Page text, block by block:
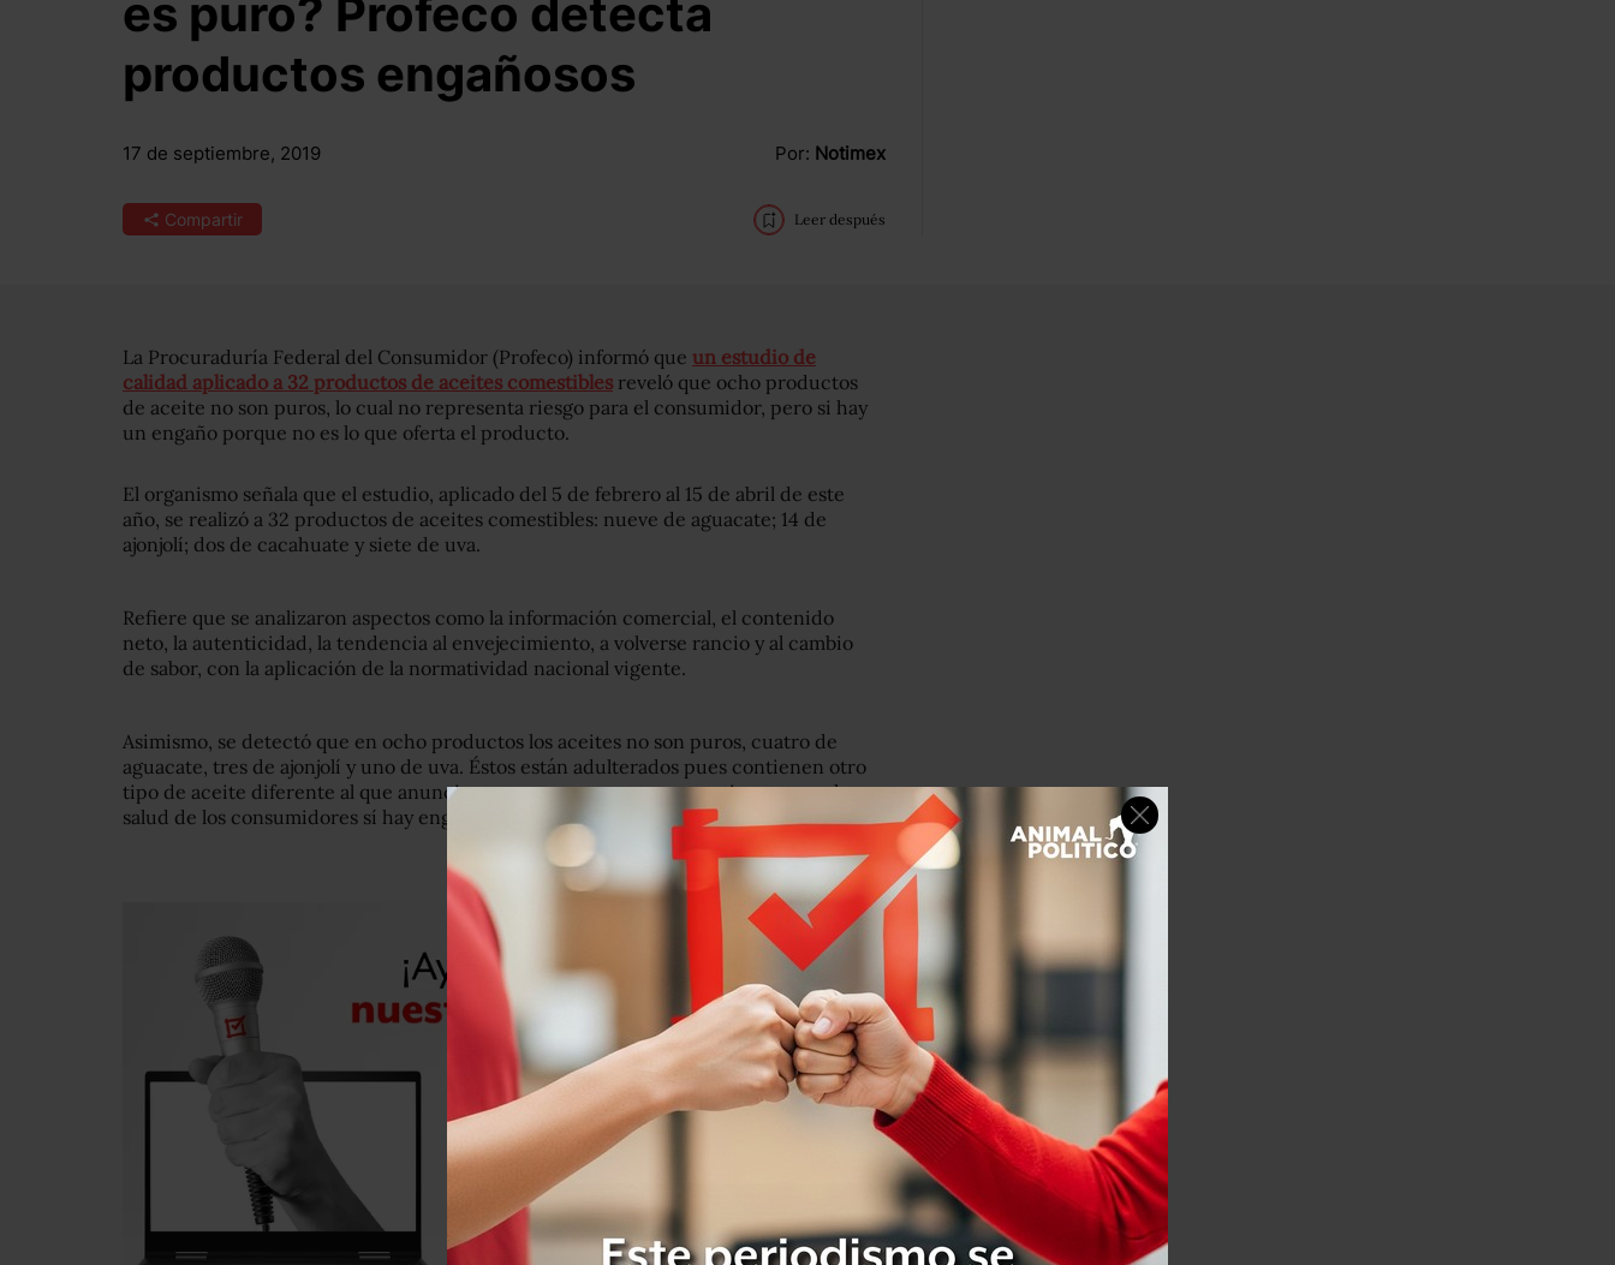
es puro? Profeco detecta
productos engañosos
17 de septiembre, 2019 Por: Notimex
Compartir Leer después
La Procuraduría Federal del Consumidor (Profeco) informó que un estudio de
calidad aplicado a 32 productos de aceites comestibles reveló que ocho productos
de aceite no son puros, lo cual no representa riesgo para el consumidor, pero si hay
un engaño porque no es lo que oferta el producto.
El organismo señala que el estudio, aplicado del 5 de febrero al 15 de abril de este
año, se realizó a 32 productos de aceites comestibles: nueve de aguacate; 14 de
ajonjolí; dos de cacahuate y siete de uva.
Refiere que se analizaron aspectos como la información comercial, el contenido
neto, la autenticidad, la tendencia al envejecimiento, a volverse rancio y al cambio
de sabor, con la aplicación de la normatividad nacional vigente.
Asimismo, se detectó que en ocho productos los aceites no son puros, cuatro de
aguacate, tres de ajonjolí y uno de uva. Éstos están adulterados pues contienen otro
tipo de aceite diferente al que anuncian, y aunque no representan riesgos para la
salud de los consumidores sí hay engaño, pues el producto no es lo que oferta.